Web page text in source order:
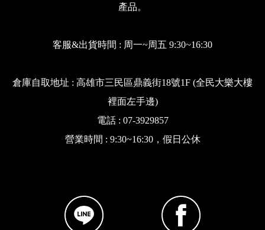
產品。
客服&出貨時間 : 周一~周五 9:30~16:30
倉庫自取地址 : 高雄市三民區鼎義街18號1F (全民大樂大樓
裡面左手邊)
電話 : 07-3929857
營業時間 : 9:30~16:30，假日公休